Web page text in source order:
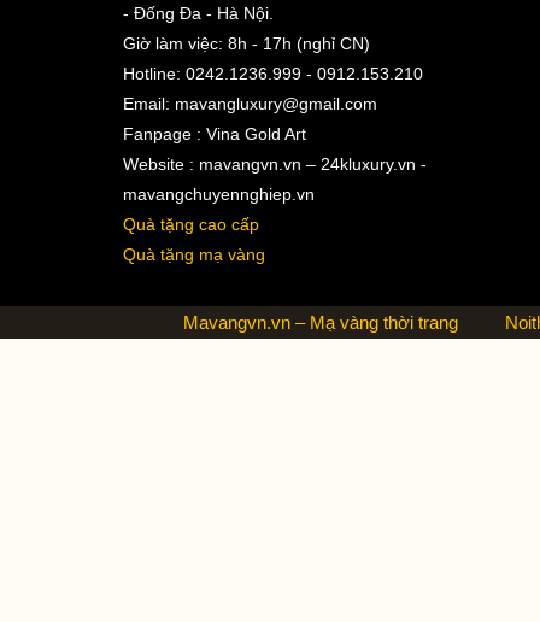
- Đống Đa - Hà Nội.
Giờ làm việc: 8h - 17h (nghỉ CN)
Hotline: 0242.1236.999 - 0912.153.210
Email: mavangluxury@gmail.com
Fanpage : Vina Gold Art
Website : mavangvn.vn – 24kluxury.vn -
mavangchuyennghiep.vn
Quà tặng cao cấp
Quà tặng mạ vàng
Mavangvn.vn – Mạ vàng thời trang